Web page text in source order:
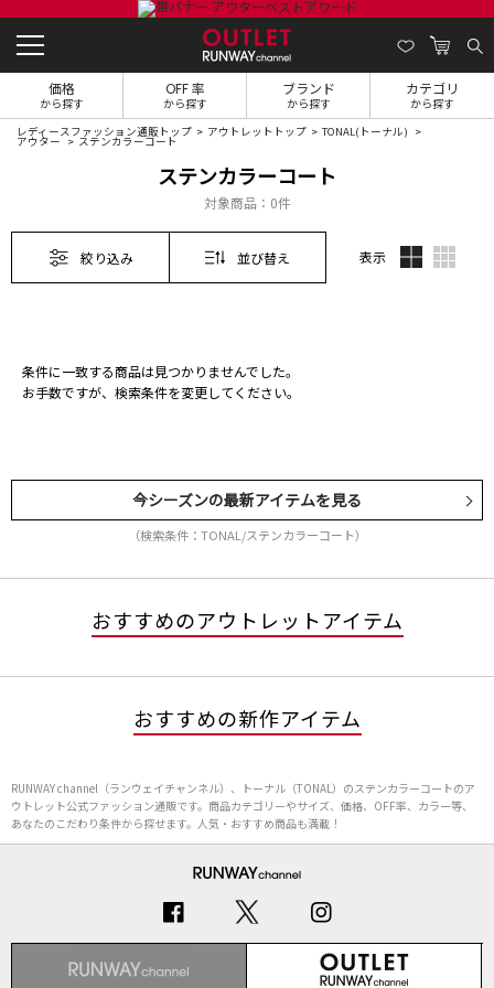
価格
から探す
OFF 率
から探す
ブランド
から探す
カテゴリ
から探す
レディースファッション通販トップ アウトレットトップ TONAL(トーナル)
アウター ステンカラーコート
ステンカラーコート
対象商品： 0件
絞り込み 並び替え 表示
条件に一致する商品は見つかりませんでした。
お手数ですが、検索条件を変更してください。
今シーズンの最新アイテムを見る
（検索条件：TONAL/ステンカラーコート）
おすすめのアウトレットアイテム
おすすめの新作アイテム
RUNWAY channel（ランウェイチャンネル）、トーナル（TONAL）のステンカラーコートのア
ウトレット公式ファッション通販です。商品カテゴリーやサイズ、価格、OFF率、カラー等、
あなたのこだわり条件から探せます。人気・おすすめ商品も満載！